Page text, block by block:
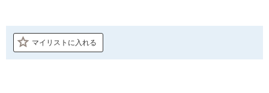
マイリストに入れる